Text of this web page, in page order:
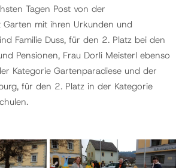
Tagen Post von der
Garten mit ihren Urkunden und
Familie Duss, für den 2. Platz bei den
Pensionen, Frau Dorli Meisterl ebenso
Kategorie Gartenparadiese und der
für den 2. Platz in der Kategorie